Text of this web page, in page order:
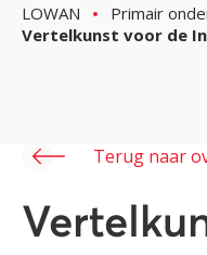
LOWAN Primair
Vertelkunst voor de
Terug naar